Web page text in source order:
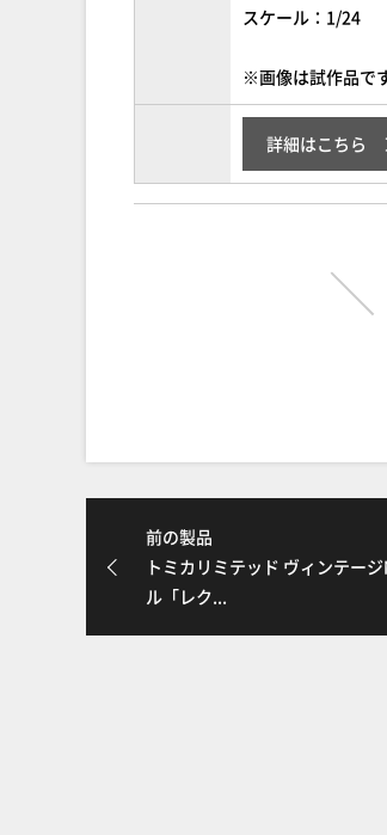
スケール：1/24
※画像は試作品で
詳細はこちら
前の製品
トミカリミテッド ヴィンテー
ル「レク...